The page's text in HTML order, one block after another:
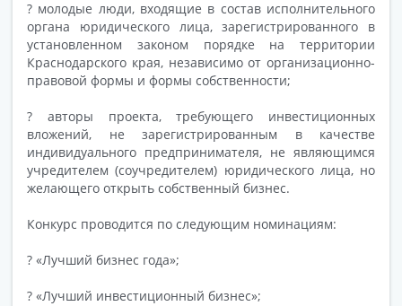
? молодые люди, входящие в состав исполнительного
органа юридического лица, зарегистрированного в
установленном законом порядке на территории
Краснодарского края, независимо от организационно-
правовой формы и формы собственности;
? авторы проекта, требующего инвестиционных
вложений, не зарегистрированным в качестве
индивидуального предпринимателя, не являющимся
учредителем (соучредителем) юридического лица, но
желающего открыть собственный бизнес.
Конкурс проводится по следующим номинациям:
? «Лучший бизнес года»;
? «Лучший инвестиционный бизнес»;